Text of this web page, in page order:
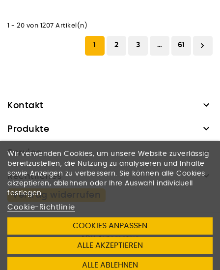
1 - 20 von 1207 Artikel(n)
1 2 3 … 61 
Kontakt 
Produkte 
Service 
Rechtliches 
Vertrag widerrufen
Wir verwenden Cookies, um unsere Website zuverlässig
bereitzustellen, die Nutzung zu analysieren und Inhalte
sowie Anzeigen zu verbessern. Sie können alle Cookies
akzeptieren, ablehnen oder Ihre Auswahl individuell
festlegen.
Cookie-Richtlinie
COOKIES ANPASSEN
ALLE ABLEHNEN
ALLE AKZEPTIEREN
© 2026
ADH Automotive
Dienstleistungen u. Handel UG